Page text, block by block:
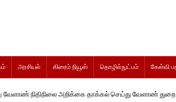
அரசியல் கிரைம் நியூஸ் தொழில்நுட்பம் கேள்வி
அறிக்கை தாக்கல் செய்து வேளாண் துறை அமைச்சர்